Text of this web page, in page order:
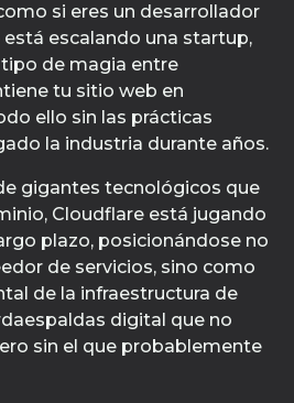
si eres un desarrollador
escalando una startup,
de magia entre
tu sitio web en
ello sin las prácticas
la industria durante años.
gigantes tecnológicos que
Cloudflare está jugando
plazo, posicionándose no
de servicios, sino como
de la infraestructura de
digital que no
sin el que probablemente